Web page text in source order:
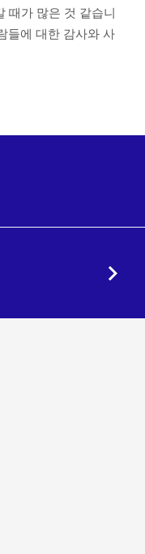
때가 많은 것 같습니
들에 대한 감사와 사